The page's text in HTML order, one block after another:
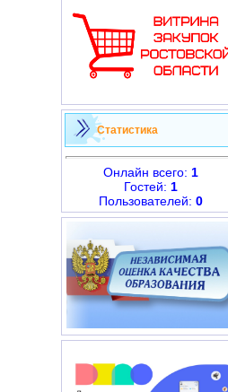
Статистика
Онлайн всего: 1
Гостей: 1
Пользователей: 0